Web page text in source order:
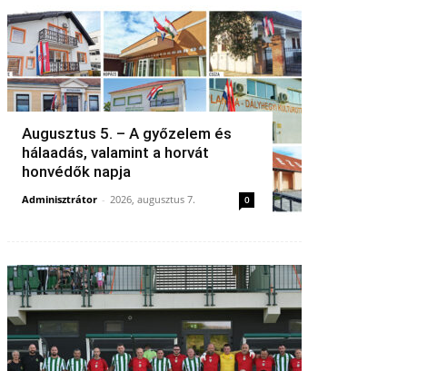
Augusztus 5. – A győzelem és
hálaadás, valamint a horvát
honvédők napja
Adminisztrátor - 2026, augusztus 7. 0